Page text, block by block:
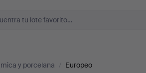
y porcelana / Europeo